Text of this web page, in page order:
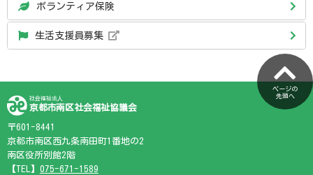
ボランティア保険
生活支援員募集
ページの
先頭へ
社会福祉法人
京都市南区社会福祉協議会
〒601-8441
京都市南区西九条南田町1番地の2
南区役所別館2階
【TEL】 075-671-1589